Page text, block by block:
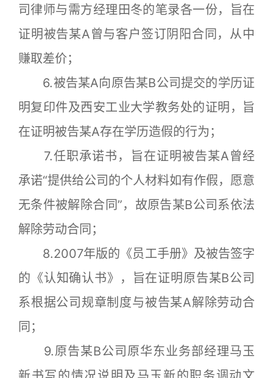
司律师与需方经理田冬的笔录各一份，旨在
证明被告某A曾与客户签订阴阳合同，从中
赚取差价；
6.被告某A向原告某B公司提交的学历证
明复印件及西安工业大学教务处的证明，旨
在证明被告某A存在学历造假的行为；
7.任职承诺书，旨在证明被告某A曾经
承诺“提供给公司的个人材料如有作假，愿意
无条件被解除合同”，故原告某B公司系依法
解除劳动合同；
8.2007年版的《员工手册》及被告签字
的《认知确认书》，旨在证明原告某B公司
系根据公司规章制度与被告某A解除劳动合
同；
9.原告某B公司原华东业务部经理马玉